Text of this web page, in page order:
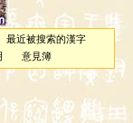
最近被搜索的漢字
意見簿